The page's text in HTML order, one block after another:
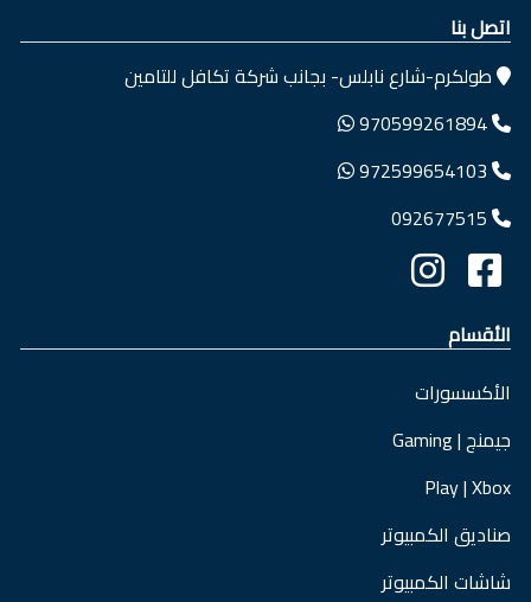
اتصل بنا
طولكرم-شارع نابلس- بجانب شركة تكافل للتامين
970599261894
972599654103
092677515
الأقسام
الأكسسورات
جيمنج | Gaming
Play | Xbox
صناديق الكمبيوتر
شاشات الكمبيوتر